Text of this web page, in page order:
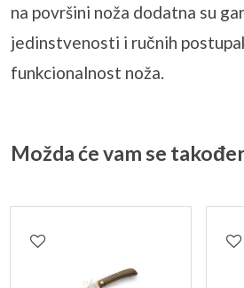
na površini noža dodatna su
jedinstvenosti i ručnih
funkcionalnost noža.
Možda će vam se